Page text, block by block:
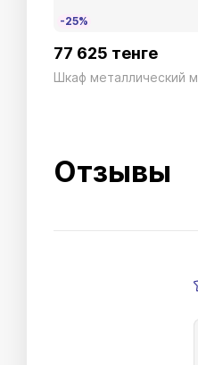
-25%
77 625 тенге
Отзывы